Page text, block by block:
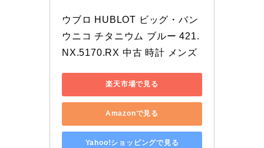
ウブロ HUBLOT ビッグ・バン
ウニコ チタニウム ブルー 421.
NX.5170.RX 中古 時計 メンズ
楽天市場で見る
Amazonで見る
Yahoo!ショッピングで見る